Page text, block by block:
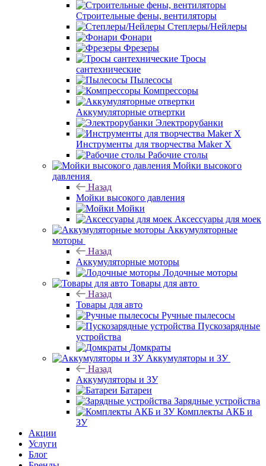
Строительные фены, вентиляторы
Степлеры/Нейлеры
Фонари
Фрезеры
Тросы
сантехнические
Пылесосы
Компрессоры
Аккумуляторные отвертки
Электрорубанки
Инструменты для творчества Maker X
Рабочие столы
Мойки высокого
давления
Назад
Мойки высокого давления
Мойки
Аксессуары для моек
Аккумуляторные
моторы
Назад
Аккумуляторные моторы
Лодочные моторы
Товары для авто
Назад
Товары для авто
Ручные пылесосы
Пускозарядные
устройства
Домкраты
Аккумуляторы и ЗУ
Назад
Аккумуляторы и ЗУ
Батареи
Зарядные устройства
Комплекты АКБ и
ЗУ
Акции
Услуги
Блог